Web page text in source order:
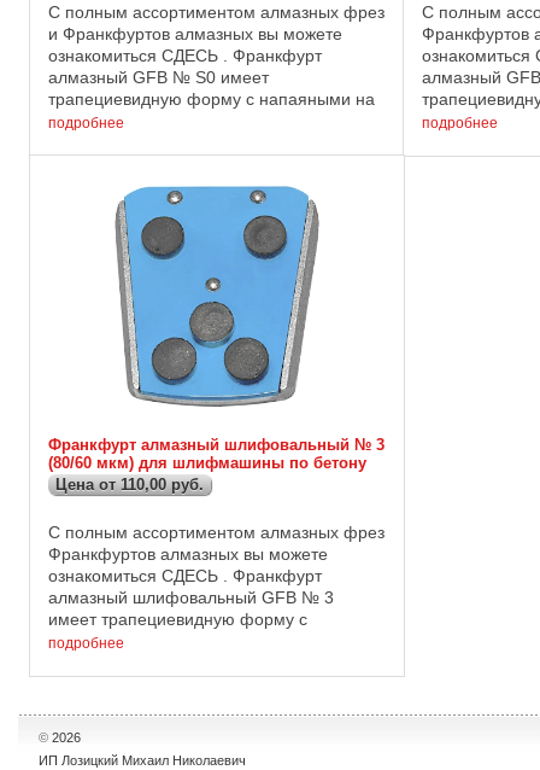
С полным ассортиментом алмазных фрез
и Франкфуртов алмазных вы можете
ознакомиться СДЕСЬ . Франкфурт
алмазный GFB № S0 имеет
трапециевидную форму с напаяными на
ее нижнюю часть алмазными сегментами,
подробнее
С полным
Франкфуртов
алмазный
ее нижнюю
подробнее
Франкфурт алмазный шлифовальный № 3
(80/60 мкм) для шлифмашины по бетону
Цена от 110,00 руб.
С полным ассортиментом алмазных фрез
Франкфуртов алмазных вы можете
ознакомиться СДЕСЬ . Франкфурт
алмазный шлифовальный GFB № 3
имеет трапециевидную форму с
напаяными на ее нижнюю часть
подробнее
© 2026
ИП Лозицкий Михаил Николаевич